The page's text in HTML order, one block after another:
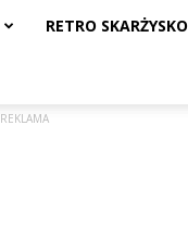
RETRO SKARŻYSKO
REKLAMA